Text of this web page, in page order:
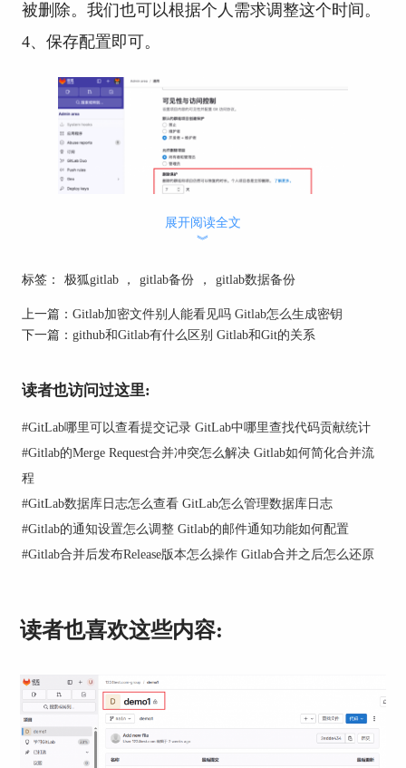
被删除。我们也可以根据个人需求调整这个时间。
4、保存配置即可。
图1：删除保护
如果开启了该功能，删除群组中的项目，第一次删
除时项目会标记为等待删除。因为设置了保护周期
目上方明确显示了项目将被删除的具体日期。
如果发现删除项目是误操作，那么可以
除），具体恢复步骤如下：
在项目的【设置-通用-高级】选项中点击【恢复项
目】即可。
展开阅读全文
︾
标签： 极狐gitlab ， gitlab备份 ， gitlab数据备份
上一篇： Gitlab加密文件别人能看见吗 Gitlab怎么生成密钥
下一篇： github和Gitlab有什么区别 Gitlab和Git的关系
读者也访问过这里:
#GitLab哪里可以查看提交记录 GitLab中哪里查找代码贡献统计
#Gitlab的Merge Request合并冲突怎么解决 Gitlab如何简化合并流
程
#GitLab数据库日志怎么查看 GitLab怎么管理数据库日志
#Gitlab的通知设置怎么调整 Gitlab的邮件通知功能如何配置
#Gitlab合并后发布Release版本怎么操作 Gitlab合并之后怎么还原
读者也喜欢这些内容: